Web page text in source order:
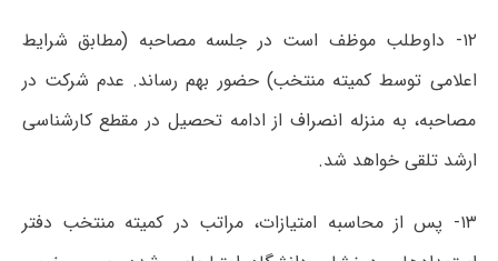
۱۲- داوطلب موظف است در جلسه مصاحبه (مطابق شرایط
اعلامی توسط کمیته منتخب) حضور بهم رساند. عدم شرکت در
مصاحبه، به منزله انصراف از ادامه تحصیل در مقطع کارشناسی
ارشد تلقی خواهد شد.
۱۳- پس از محاسبه امتیازات، مراتب در کمیته منتخب دفتر